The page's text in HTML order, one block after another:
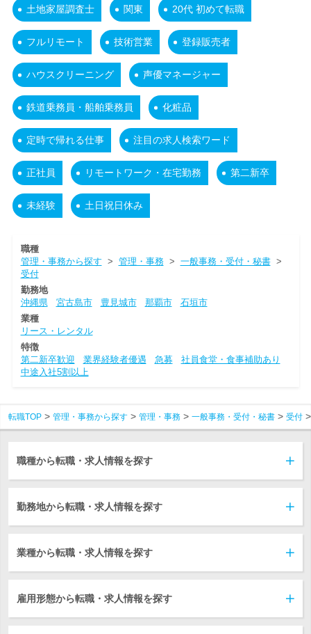
土地家屋調査士 関東 20代 初めて転職
フルリモート 技術営業 登録販売者
ハウスクリーニング 声優マネージャー
鉄道乗務員・船舶乗務員 化粧品
定時で帰れる仕事 注目の求人検索ワード
正社員 リモートワーク・在宅勤務 第二新卒
未経験 土日祝日休み
職種
管理・事務から探す > 管理・事務> 一般事務・受付・秘書>
受付
勤務地
沖縄県
宮古島市 豊見城市 那覇市
石垣市
業種
リース・レンタル
特徴
第二新卒歓迎
業界経験者優遇 急募
社員食堂・食事補助あり
中途入社5割以上
転職TOP 管理・事務から探す 管理・事務 一般事務・受付・秘書 受付
職種から転職・求人情報を探す
勤務地から転職・求人情報を探す
業種から転職・求人情報を探す
雇用形態から転職・求人情報を探す